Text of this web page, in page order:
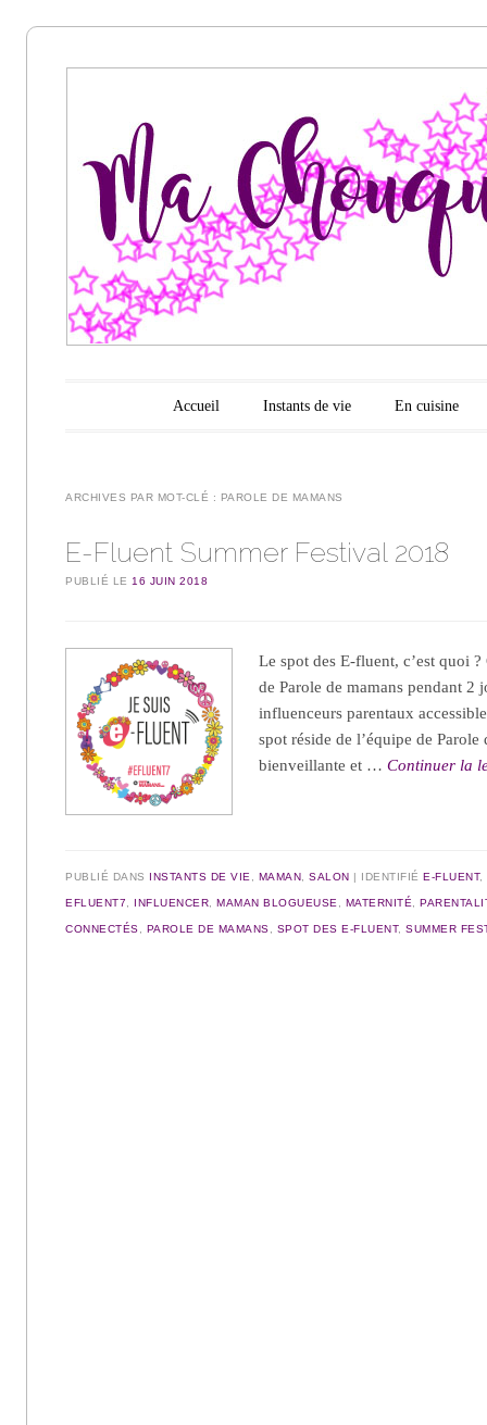
Ma
chouquette
d'amour
Menu principal
Aller au contenu
Accueil Instants de vie En cuisine
ARCHIVES PAR MOT-CLÉ : PAROLE DE MAMANS
E-Fluent Summer Festival 2018
PUBLIÉ LE16 JUIN 2018
Le spot des E-fluent, c’est quoi
de Parole de mamans pendant 2
influenceurs parentaux
spot réside de l’équipe de
bienveillante et …Continuer la
PUBLIÉ DANS INSTANTS DE VIE MAMAN ,SALON IDENTIFIÉE-FLUENT,
EFLUENT7 INFLUENCER ,MAMAN BLOGUEUSE MATERNITÉ ,
CONNECTÉS PAROLE DE MAMANS SPOT DES E-FLUENT,SUMMER